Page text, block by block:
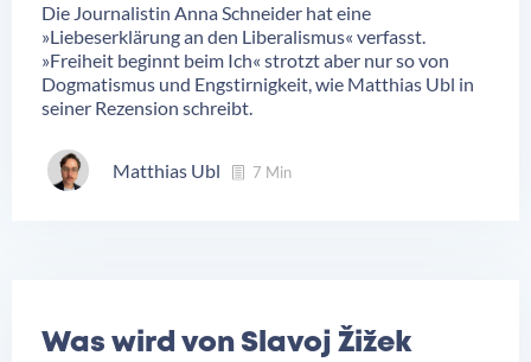
Die Journalistin Anna Schneider hat eine
»Liebeserklärung an den Liberalismus« verfasst.
»Freiheit beginnt beim Ich« strotzt aber nur so von
Dogmatismus und Engstirnigkeit, wie Matthias Ubl in
seiner Rezension schreibt.
Matthias Ubl 7 Min
Was wird von Slavoj Žižek